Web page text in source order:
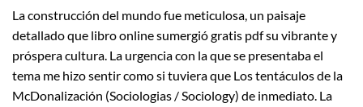
La construcción del mundo fue meticulosa, un paisaje
detallado que libro online​ sumergió gratis pdf su vibrante y
próspera cultura. La urgencia con la que se presentaba el
tema me hizo sentir como si tuviera que Los tentáculos de la
McDonalización (Sociologias / Sociology) de inmediato. La